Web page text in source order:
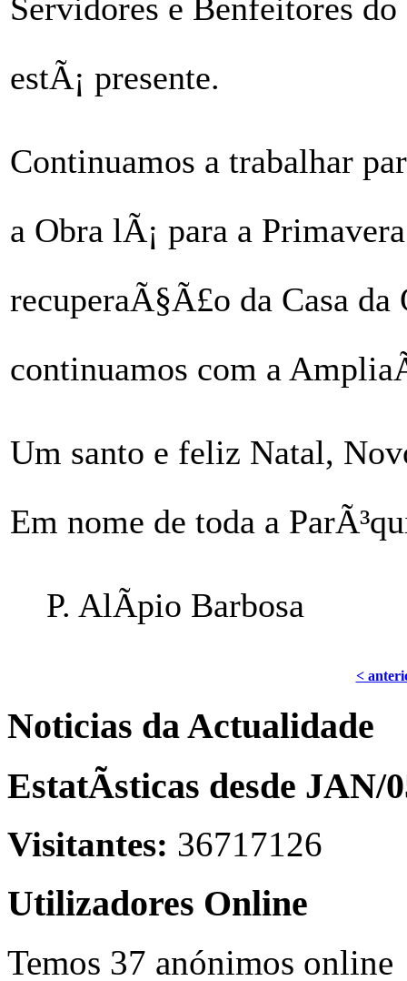
Servidores e Benfeitores
estÃ¡ presente.
Continuamos a trabalhar
a Obra lÃ¡ para a
recuperaÃ§Ã£o da Casa da
continuamos com a
Um santo e feliz Natal,
Em nome de toda a
P. AlÃ­pio Barbosa
<
Noticias da Actualidade
EstatÃ­sticas desde JAN/
Visitantes: 36717126
Utilizadores Online
Temos 37 anónimos online